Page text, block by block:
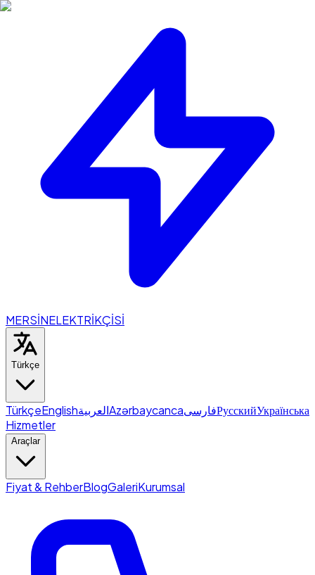
MERSİNELEKTRİKÇİSİ
Türkçe
TürkçeEnglishالعربيةAzərbaycancaفارسیРусскийУкраїнська
Hizmetler
Araçlar
Fiyat & RehberBlogGaleriKurumsal